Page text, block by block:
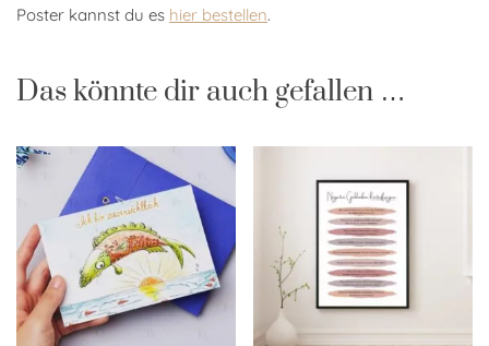
Poster kannst du es hier bestellen.
Das könnte dir auch gefallen …